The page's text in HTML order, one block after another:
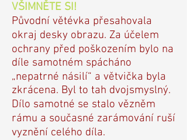
VŠIMNĚTE SI!
Původní větévka přesahovala
okraj desky obrazu. Za účelem
ochrany před poškozením bylo na
díle samotném spácháno
„nepatrné násilí“ a větvička byla
zkrácena. Byl to tah dvojsmyslný.
Dílo samotné se stalo vězněm
rámu a současné zarámování ruší
vyznění celého díla.